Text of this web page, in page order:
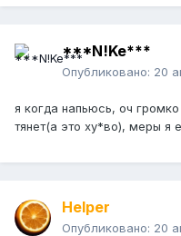
***N!Ke***
Опубликовано: 20
я когда напьюсь, оч
тянет(а это ху*во), меры я
Helper
Опубликовано: 20